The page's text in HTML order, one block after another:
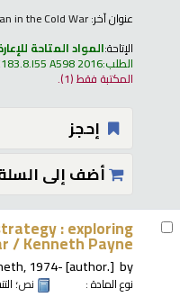
عنوان آخر:in the Cold War
الإتاحة:المواد المتاحة
الطلب:A598 2016
المكتبة فقط(1).
إحجز
أضف إلى
: exploring
/Kenneth Payne.
by
, 1974-[author.]
نوع المادة : نص؛